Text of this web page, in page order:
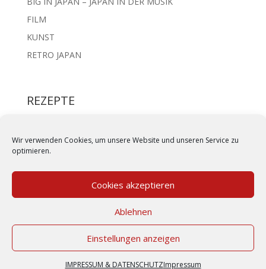
Wir verwenden Cookies, um unsere Website und unseren Service zu
optimieren.
Cookies akzeptieren
Ablehnen
Einstellungen anzeigen
IMPRESSUM & DATENSCHUTZImpressum
FILM
KUNST
RETRO JAPAN
REZEPTE
IZAKAYA STYLE
BENTO
FLEISCH & FISCH
JAPANISCHE SUPPEN
IMPRESSUM & DATENSCHUTZ|KONTAKT